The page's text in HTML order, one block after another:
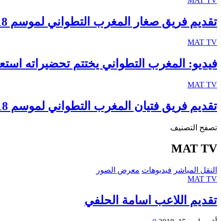
تقديم فريق صغار المغرب التطواني لموسم 2018-2019
MAT TV
فيديو: المغرب التطواني يختتم تحضيراته
MAT TV
تقديم فريق فتيان المغرب التطواني لموسم 2018-2019
تصفح التصنيف
MAT TV
النقل المباشر فيديوهات معرض الصور
MAT TV
تقديم اللاعب اسامة الحلفي